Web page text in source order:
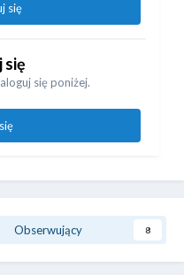
się
się
się poniżej.
Obserwujący 8